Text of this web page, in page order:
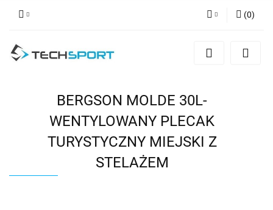
Zaloguj się
(0)
BERGSON MOLDE 30L-
WENTYLOWANY PLECAK
TURYSTYCZNY MIEJSKI Z
STELAŻEM